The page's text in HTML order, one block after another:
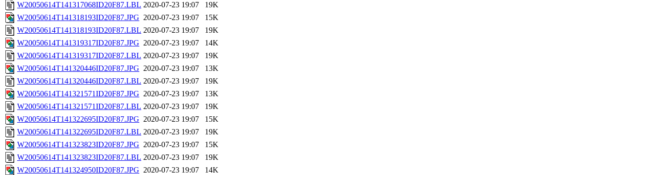
W20050614T141317068ID20F87.LBL 2020-07-23 19:07
19K
W20050614T141318193ID20F87.JPG 2020-07-23 19:07
15K
W20050614T141318193ID20F87.LBL 2020-07-23 19:07
19K
W20050614T141319317ID20F87.JPG 2020-07-23 19:07
14K
W20050614T141319317ID20F87.LBL 2020-07-23 19:07
19K
W20050614T141320446ID20F87.JPG 2020-07-23 19:07
13K
W20050614T141320446ID20F87.LBL 2020-07-23 19:07
19K
W20050614T141321571ID20F87.JPG 2020-07-23 19:07
13K
W20050614T141321571ID20F87.LBL 2020-07-23 19:07
19K
W20050614T141322695ID20F87.JPG 2020-07-23 19:07
15K
W20050614T141322695ID20F87.LBL 2020-07-23 19:07
19K
W20050614T141323823ID20F87.JPG 2020-07-23 19:07
15K
W20050614T141323823ID20F87.LBL 2020-07-23 19:07
19K
W20050614T141324950ID20F87.JPG 2020-07-23 19:07
14K